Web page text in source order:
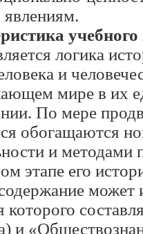
учебного
логика
и
мире в их
По мере
обогащаются
и
этапе его
и